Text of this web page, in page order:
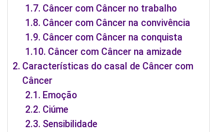
Câncer com Câncer no trabalho
Câncer com Câncer na convivência
Câncer com Câncer na conquista
Câncer com Câncer na amizade
Características do casal de Câncer com
Câncer
Emoção
Ciúme
Sensibilidade